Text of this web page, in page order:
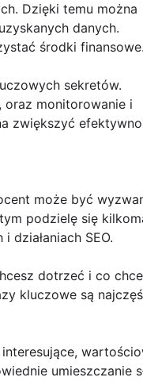
Dzięki temu można
danych.
środki finansowe.
sekretów.
oraz monitorowanie i
zwiększyć
może być
podzielę się
SEO.
dotrzeć i co
kluczowe są
umieszczanie